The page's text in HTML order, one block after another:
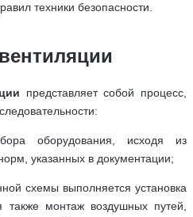
техники безопасности.
представляет собой процесс,
оборудования, исходя из
указанных в документации;
схемы выполняется установка
также монтаж воздушных путей,